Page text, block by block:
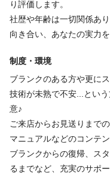
します！
免許取得直後の方は、先
担当を絞って効率的にお
リティを維持しながら、
す。
・いつでも見られる動画
充実。苦手なメニューが
てるまでしっかり支えま
【頑張りは、どこよりも
必要経験
必要資格
美容師免許
福利厚生
ス化することで、無駄な
面倒な書類仕事に時間を
の前のお客さまと技術」
★ブランクがある方も安
全国展開しているプラー
東北・東海・近畿エリア
ステップアップ研修を開催
全国各地から希望者が集
磨ける環境です。
また、店舗のタブレット
り評価します。
社歴や年齢は一切関係あ
向き合い、あなたの実力
制度・環境
ブランクのある方や更に
技術が未熟で不安...とい
意♪
ご来店からお見送りまで
マニュアルなどのコンテ
ブランクからの復帰、ス
るまでなど、充実のサポ